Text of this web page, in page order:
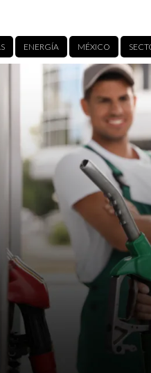
ENERGÍA MÉXICO